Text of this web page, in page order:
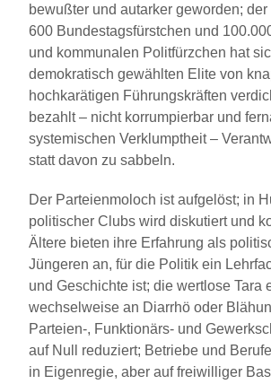
bewußter und autarker geworden;
600 Bundestagsfürstchen und
und kommunalen Politfürzchen hat
demokratisch gewählten Elite von
hochkarätigen Führungskräften
bezahlt – nicht korrumpierbar und
systemischen Verklumptheit –
statt davon zu sabbeln.
Der Parteienmoloch ist aufgelöst; in
politischer Clubs wird diskutiert und
Ältere bieten ihre Erfahrung als
Jüngeren an, für die Politik ein
und Geschichte ist; die wertlose Tara
wechselweise an Diarrhö oder
Parteien-, Funktionärs- und
auf Null reduziert; Betriebe und
in Eigenregie, aber auf freiwilliger